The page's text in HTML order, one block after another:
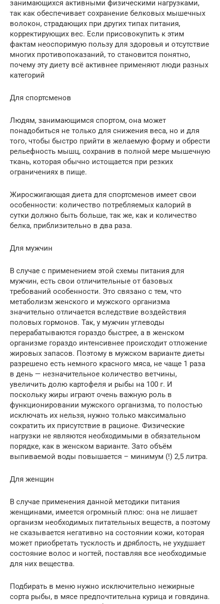
занимающихся активными физическими нагрузками,
так как обеспечивает сохранение белковых мышечных
волокон, страдающих при других типах питания,
корректирующих вес. Если присовокупить к этим
фактам неоспоримую пользу для здоровья и отсутствие
многих противопоказаний, то становится понятно,
почему эту диету всё активнее применяют люди разных
категорий
Для спортсменов
Людям, занимающимся спортом, она может
понадобиться не только для снижения веса, но и для
того, чтобы быстро прийти в желаемую форму и обрести
рельефность мышц, сохранив в полной мере мышечную
ткань, которая обычно истощается при резких
ограничениях в пище.
Жиросжигающая диета для спортсменов имеет свои
особенности: количество потребляемых калорий в
сутки должно быть больше, так же, как и количество
белка, приблизительно в два раза.
Для мужчин
В случае с применением этой схемы питания для
мужчин, есть свои отличительные от базовых
требований особенности. Это связано с тем, что
метаболизм женского и мужского организма
значительно отличается вследствие воздействия
половых гормонов. Так, у мужчин углеводы
перерабатываются гораздо быстрее, а в женском
организме гораздо интенсивнее происходит отложение
жировых запасов. Поэтому в мужском варианте диеты
разрешено есть немного красного мяса, не чаще 1 раза
в день — незначительное количество ветчины,
увеличить долю картофеля и рыбы на 100 г. И
поскольку жиры играют очень важную роль в
функционировании мужского организма, то полостью
исключать их нельзя, нужно только максимально
сократить их присутствие в рационе. Физические
нагрузки не являются необходимыми в обязательном
порядке, как в женском варианте. Зато объём
выпиваемой воды повышается – минимум (!) 2,5 литра.
Для женщин
В случае применения данной методики питания
женщинами, имеется огромный плюс: она не лишает
организм необходимых питательных веществ, а поэтому
не сказывается негативно на состоянии кожи, которая
может приобретать тусклость и дряблость, не ухудшает
состояние волос и ногтей, поставляя все необходимые
для них вещества.
Подбирать в меню нужно исключительно нежирные
сорта рыбы, в мясе предпочтительна курица и говядина.